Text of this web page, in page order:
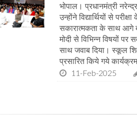
भोपाल। प्रधानमंत्री नरेन्द्र
उन्होंने विद्यार्थियों से
सकारात्मकता के साथ आगे
मोदी से विभिन्न विषयों
साथ जवाब दिया। स्कूल
प्रसारित किये गये
11-Feb-2025